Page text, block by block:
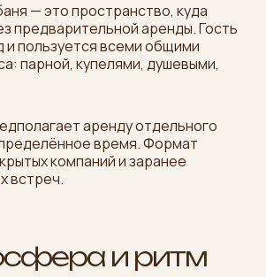
— это пространство, куда
предварительной аренды. Гость
и пользуется всеми общими
парной, купелями, душевыми,
аренду отдельного
время. Формат
компаний и заранее
встреч.
и ритм